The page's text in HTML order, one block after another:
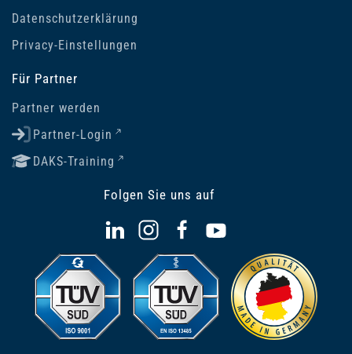
Datenschutzerklärung
Privacy-Einstellungen
Für Partner
Partner werden
Partner-Login
DAKS-Training
Folgen Sie uns auf